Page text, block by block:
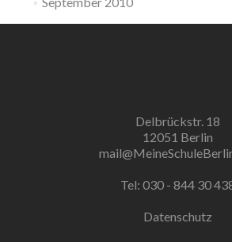
Delbrückstr. 18
12051 Berlin
Tel: 030 - 844 30
Datenschutz